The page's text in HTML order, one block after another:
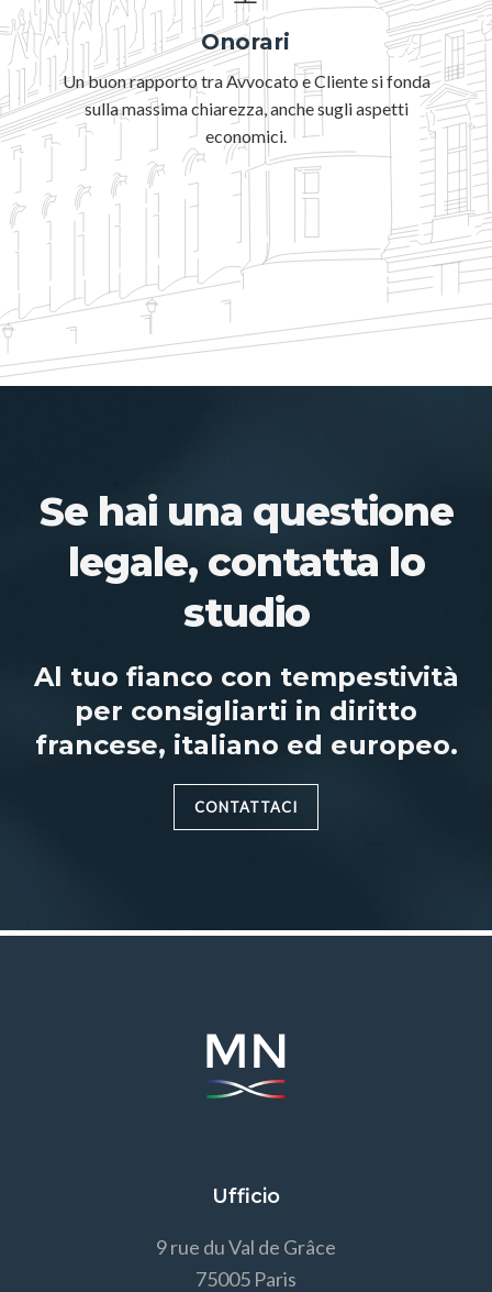
Onorari
Un buon rapporto tra Avvocato e Cliente si fonda
sulla massima chiarezza, anche sugli aspetti
economici.
Se hai una questione
legale, contatta lo
studio
Al tuo fianco con tempestività
per consigliarti in diritto
francese, italiano ed europeo.
CONTATTACI
Ufficio
9 rue du Val de Grâce
75005 Paris